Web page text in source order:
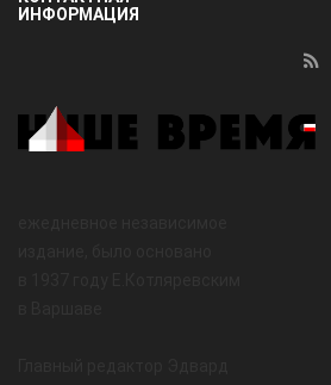
ИНФОРМАЦИЯ